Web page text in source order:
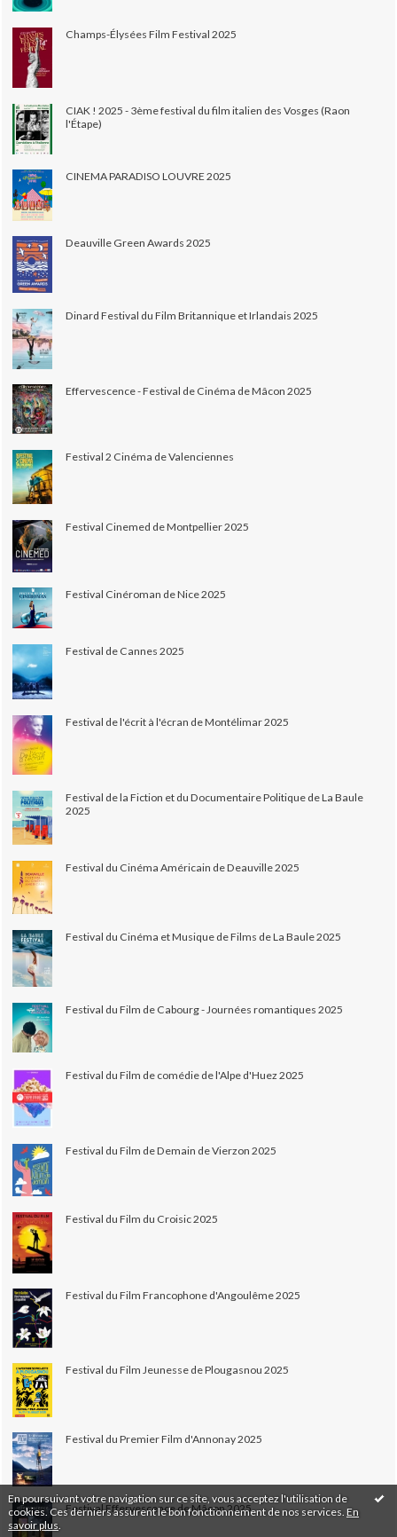
En poursuivant votre navigation sur ce site, vous acceptez l'utilisation de
cookies. Ces derniers assurent le bon fonctionnement de nos services. En
savoir plus
Champs-Élysées Film Festival 2025
CIAK ! 2025 - 3ème festival du film italien des Vosges (Raon
l'Étape)
CINEMA PARADISO LOUVRE 2025
Deauville Green Awards 2025
Dinard Festival du Film Britannique et Irlandais 2025
Effervescence - Festival de Cinéma de Mâcon 2025
Festival 2 Cinéma de Valenciennes
Festival Cinemed de Montpellier 2025
Festival Cinéroman de Nice 2025
Festival de Cannes 2025
Festival de l'écrit à l'écran de Montélimar 2025
Festival de la Fiction et du Documentaire Politique de La Baule
2025
Festival du Cinéma Américain de Deauville 2025
Festival du Cinéma et Musique de Films de La Baule 2025
Festival du Film de Cabourg - Journées romantiques 2025
Festival du Film de comédie de l'Alpe d'Huez 2025
Festival du Film de Demain de Vierzon 2025
Festival du Film du Croisic 2025
Festival du Film Francophone d'Angoulême 2025
Festival du Film Jeunesse de Plougasnou 2025
Festival du Premier Film d'Annonay 2025
Festival Effervescence de Mâcon 2025